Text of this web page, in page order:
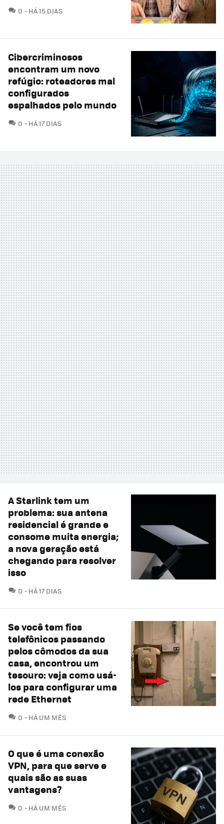
0 COMENTÁRIOS
HÁ 15 DIAS
Cibercriminosos
encontram um novo
refúgio: roteadores mal
configurados
espalhados pelo mundo
0 COMENTÁRIOS
HÁ 17 DIAS
A Starlink tem um
problema: sua antena
residencial é grande e
consome muita energia;
a nova geração está
chegando para resolver
isso
0 COMENTÁRIOS
HÁ 17 DIAS
Se você tem fios
telefônicos passando
pelos cômodos da sua
casa, encontrou um
tesouro: veja como usá-
los para configurar uma
rede Ethernet
0 COMENTÁRIOS
HÁ UM MÊS
O que é uma conexão
VPN, para que serve e
quais são as suas
vantagens?
0 COMENTÁRIOS
HÁ UM MÊS